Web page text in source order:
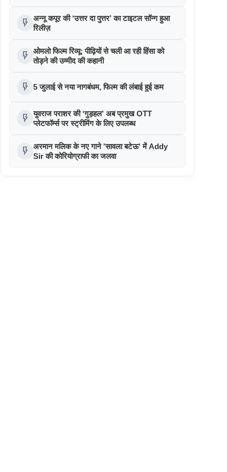
flash_on अन्नू कपूर की ‘उत्तर दा पुत्तर’ का टाइटल सॉन्ग हुआ
रिलीज़
flash_on ओमलो फिल्म रिव्यू: पीढ़ियों से चली आ रही हिंसा को
तोड़ने की उम्मीद की कहानी
flash_on 5 जुलाई से नया नागबंधम, फिल्म की लंबाई हुई कम
flash_on युवराज पराशर की ‘गुड़हल’ अब प्रमुख OTT
प्लेटफॉर्म्स पर स्ट्रीमिंग के लिए उपलब्ध
flash_on अरमान मलिक के नए गाने 'सावला बटेऊ' में Addy
Sir की कोरियोग्राफी का जलवा